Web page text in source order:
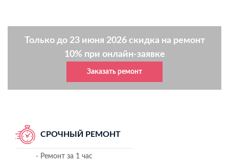
Только до 23 июня 2026 скидка на ремонт
10% при онлайн-заявке
Заказать ремонт
СРОЧНЫЙ РЕМОНТ
- Ремонт за 1 час